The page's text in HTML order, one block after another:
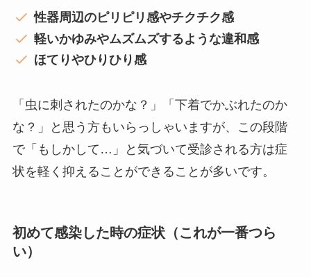
性器周辺のピリピリ感やチクチク感
軽いかゆみやムズムズするような違和感
ほてりやひりひり感
「虫に刺されたのかな？」「下着でかぶれたのか
な？」と思う方もいらっしゃいますが、この段階
で「もしかして…」と気づいて受診される方は症
状を軽く抑えることができることが多いです。
初めて感染した時の症状（これが一番つら
い）